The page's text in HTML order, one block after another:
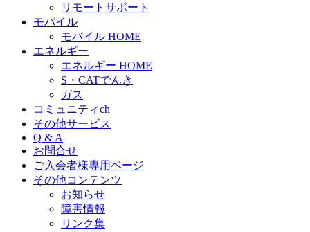
リモートサポート
モバイル
モバイル HOME
エネルギー
エネルギー HOME
S・CATでんき
ガス
コミュニティch
その他サービス
Q & A
お問合せ
ご入会者様専用ページ
その他コンテンツ
お知らせ
障害情報
リンク集